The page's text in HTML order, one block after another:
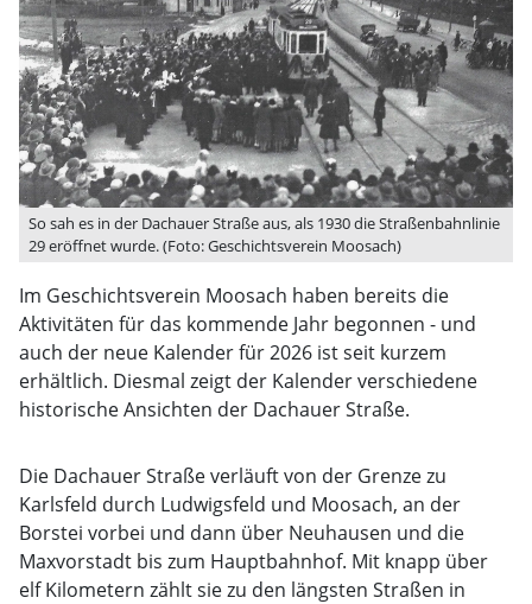
So sah es in der Dachauer Straße aus, als 1930 die Straßenbahnlinie
29 eröffnet wurde. (Foto: Geschichtsverein Moosach)
Im Geschichtsverein Moosach haben bereits die
Aktivitäten für das kommende Jahr begonnen - und
auch der neue Kalender für 2026 ist seit kurzem
erhältlich. Diesmal zeigt der Kalender verschiedene
historische Ansichten der Dachauer Straße.
Die Dachauer Straße verläuft von der Grenze zu
Karlsfeld durch Ludwigsfeld und Moosach, an der
Borstei vorbei und dann über Neuhausen und die
Maxvorstadt bis zum Hauptbahnhof. Mit knapp über
elf Kilometern zählt sie zu den längsten Straßen in